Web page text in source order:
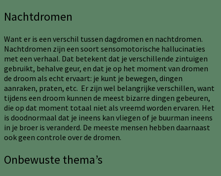
Nachtdromen
Want er is een verschil tussen dagdromen en nachtdromen.
Nachtdromen zijn een soort sensomotorische hallucinaties
met een verhaal. Dat betekent dat je verschillende zintuigen
gebruikt, behalve geur, en dat je op het moment van dromen
de droom als echt ervaart: je kunt je bewegen, dingen
aanraken, praten, etc. Er zijn wel belangrijke verschillen, want
tijdens een droom kunnen de meest bizarre dingen gebeuren,
die op dat moment totaal niet als vreemd worden ervaren. Het
is doodnormaal dat je ineens kan vliegen of je buurman ineens
in je broer is veranderd. De meeste mensen hebben daarnaast
ook geen controle over de dromen.
Onbewuste thema’s